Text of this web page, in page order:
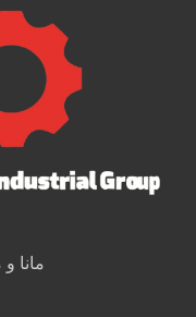
مانا